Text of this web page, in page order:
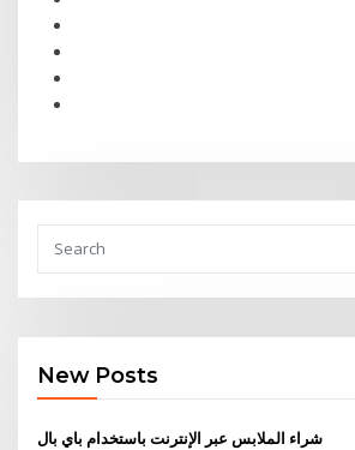
New Posts
شراء الملابس عبر الإنترنت باستخدام باي بال